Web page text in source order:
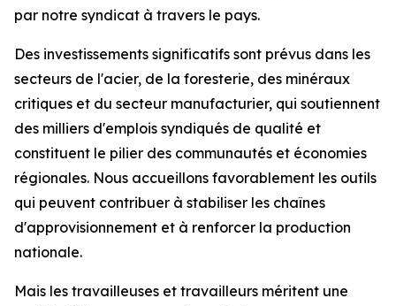
par notre syndicat à travers le pays.
Des investissements significatifs sont prévus dans les
secteurs de l'acier, de la foresterie, des minéraux
critiques et du secteur manufacturier, qui soutiennent
des milliers d'emplois syndiqués de qualité et
constituent le pilier des communautés et économies
régionales. Nous accueillons favorablement les outils
qui peuvent contribuer à stabiliser les chaînes
d'approvisionnement et à renforcer la production
nationale.
Mais les travailleuses et travailleurs méritent une